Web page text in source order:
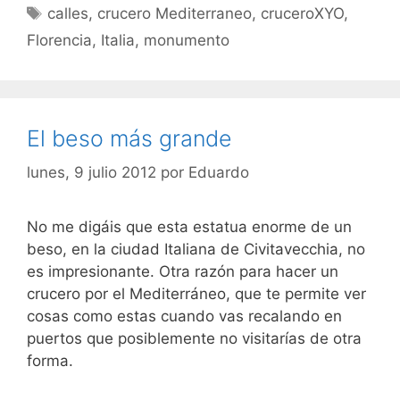
Etiquetas
calles, crucero Mediterraneo, cruceroXYO,
Florencia, Italia, monumento
El beso más grande
lunes, 9 julio 2012 por Eduardo
No me digáis que esta estatua enorme de un
beso, en la ciudad Italiana de Civitavecchia, no
es impresionante. Otra razón para hacer un
crucero por el Mediterráneo, que te permite ver
cosas como estas cuando vas recalando en
puertos que posiblemente no visitarías de otra
forma.